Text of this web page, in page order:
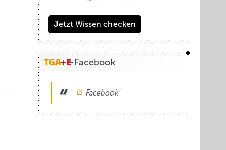
Jetzt Wissen checken
Facebook
Facebook